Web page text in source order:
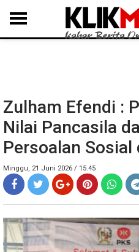
MEDAN LANGKAT DAIRI
Zulham Efendi :
Nilai Pancasila
Persoalan
Minggu, 21 Juni 2026 / 15.45